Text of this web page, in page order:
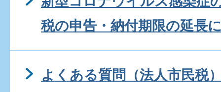
税の申告・納付期限の延長
よくある質問（法人市民税